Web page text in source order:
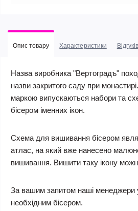
Опис товару Характеристики Відгуків
Назва виробника "Вертоградъ"
назви закритого саду при
маркою випускаються набори та
бісером іменних ікон.
Схема для вишивання бісером
атлас, на який вже нанесено
вишивання. Вишити таку ікону
За вашим запитом наші менеджери
необхідним бісером.